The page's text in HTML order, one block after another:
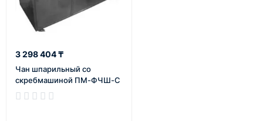
3 298 404 ₸
Чан шпарильный со
скребмашиной ПМ-ФЧШ-С